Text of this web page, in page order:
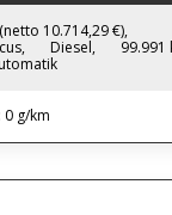
10.714,29 €),
Diesel,
99.991
0 g/km